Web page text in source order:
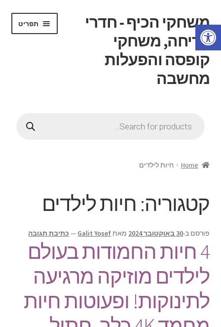
פתח סרגל נגישות
דלג
לניווט
לדלג
לתוכן
משחקי הכיף - חדרי
בריחה, משחקי
קופסה והפעלות
מחשבה
תפריט
תפריט
הרחב
ידע כללי
חיות לילדים
כלי תחבורה לילדים
מסע עולמי
צור קשר
search
Home חיות לילדים
קטגוריה: חיות לילדים
פורסם ב-30 באוקטובר 2024 מאתGalit Yosef
— כתיבת תגובה
4 חיות החמודות בעולם
לילדים מוזיקה מרגיעה
לתינוקות! ופעוטות חיות